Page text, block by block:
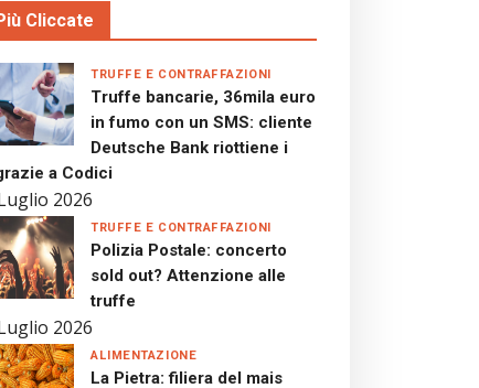
Cliccate
Truffe bancarie, 36mila euro
in fumo con un SMS: cliente
Deutsche Bank riottiene i
a Codici
2026
TRUFFE E CONTRAFFAZIONI
Polizia Postale: concerto
sold out? Attenzione alle
truffe
2026
TRUFFE E CONTRAFFAZIONI
La Pietra: filiera del mais
ALIMENTAZIONE